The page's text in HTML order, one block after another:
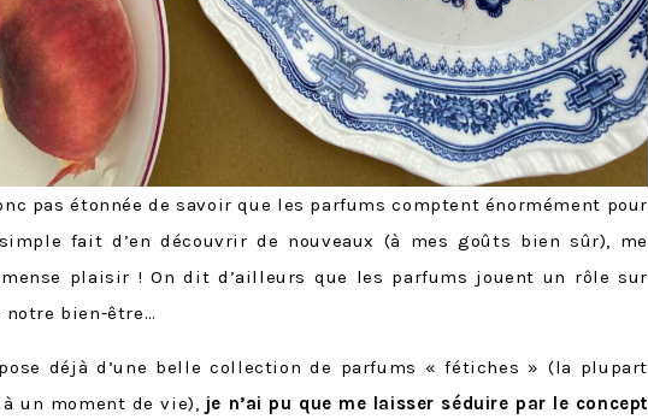
pas étonnée de savoir que les parfums comptent énormément pour
fait d’en découvrir de nouveaux (à mes goûts bien sûr), me
plaisir ! On dit d’ailleurs que les parfums jouent un rôle sur
notre bien-être…
déjà d’une belle collection de parfums « fétiches » (la plupart
un moment de vie), je n’ai pu que me laisser séduire par le concept